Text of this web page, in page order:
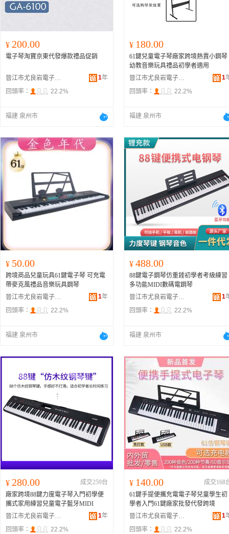
¥ 200.00
電子琴淘寶京東代發爆款禮品促銷
晉江市尤良岩電子商務有限公司 1年
回頭率：
22.2%
福建 泉州市
¥ 180.00
61鍵兒童電子琴廠家跨境熱賣小鋼琴
幼教音樂玩具禮品初學者適用
晉江市尤良岩電子商務有限公司
1
回頭率：
22.2%
福建 泉州市
¥ 50.00
跨境商品兒童玩具61鍵電子琴 可充電
帶麥克風禮品音樂玩具鋼琴
晉江市尤良岩電子商務有限公司
1年
回頭率：
22.2%
福建 泉州市
¥ 488.00
88鍵電子鋼琴仿重錘初學者考級練習
多功能MIDI數碼電鋼琴
晉江市尤良岩電子商務有限公司
1
回頭率：
22.2%
福建 泉州市
¥ 280.00
成交259台
廠家跨境88鍵力度電子琴入門初學便
攜式家用練習兒童電子藍牙MIDI
晉江市尤良岩電子商務有限公司
1年
回頭率：
22.2%
¥ 140.00
成交168
61鍵手提便攜充電電子琴兒童學生初
學者入門61鍵廠家批發代發跨境
晉江市尤良岩電子商務有限公司
1
回頭率：
22.2%